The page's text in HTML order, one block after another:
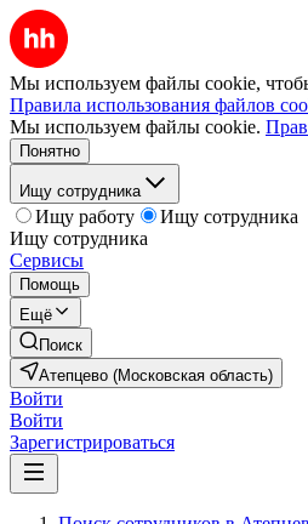
Мы используем файлы cookie,
Правила использования файлов
Мы используем файлы cookie.
Понятно
Ищу сотрудника
Ищу работу
Ищу сотрудника
Ищу сотрудника
Сервисы
Помощь
Ещё
Поиск
Атепцево (Московская область)
Войти
Войти
Зарегистрироваться